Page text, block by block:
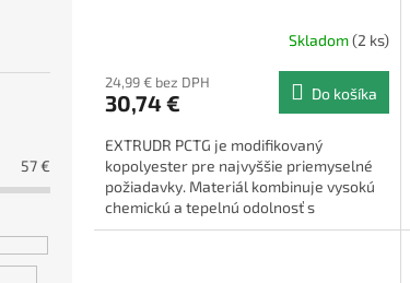
57€
Skladom(2 ks)
24,99 € bez DPH
30,74 € Do košíka
EXTRUDR PCTG je modifikovaný
kopolyester pre najvyššie priemyselné
požiadavky. Materiál kombinuje vysokú
chemickú a tepelnú odolnosť s
mechanickými vlastnosťami, ako je